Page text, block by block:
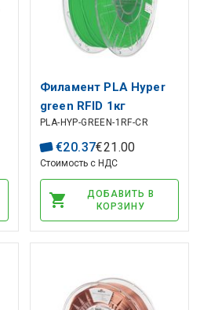
Филамент PLA Hyper
green RFID 1кг
CREALITY
PLA-HYP-GREEN-1RF-CR
€20.37€21 .00
Стоимость с НДС
ДОБАВИТЬ В
КОРЗИНУ